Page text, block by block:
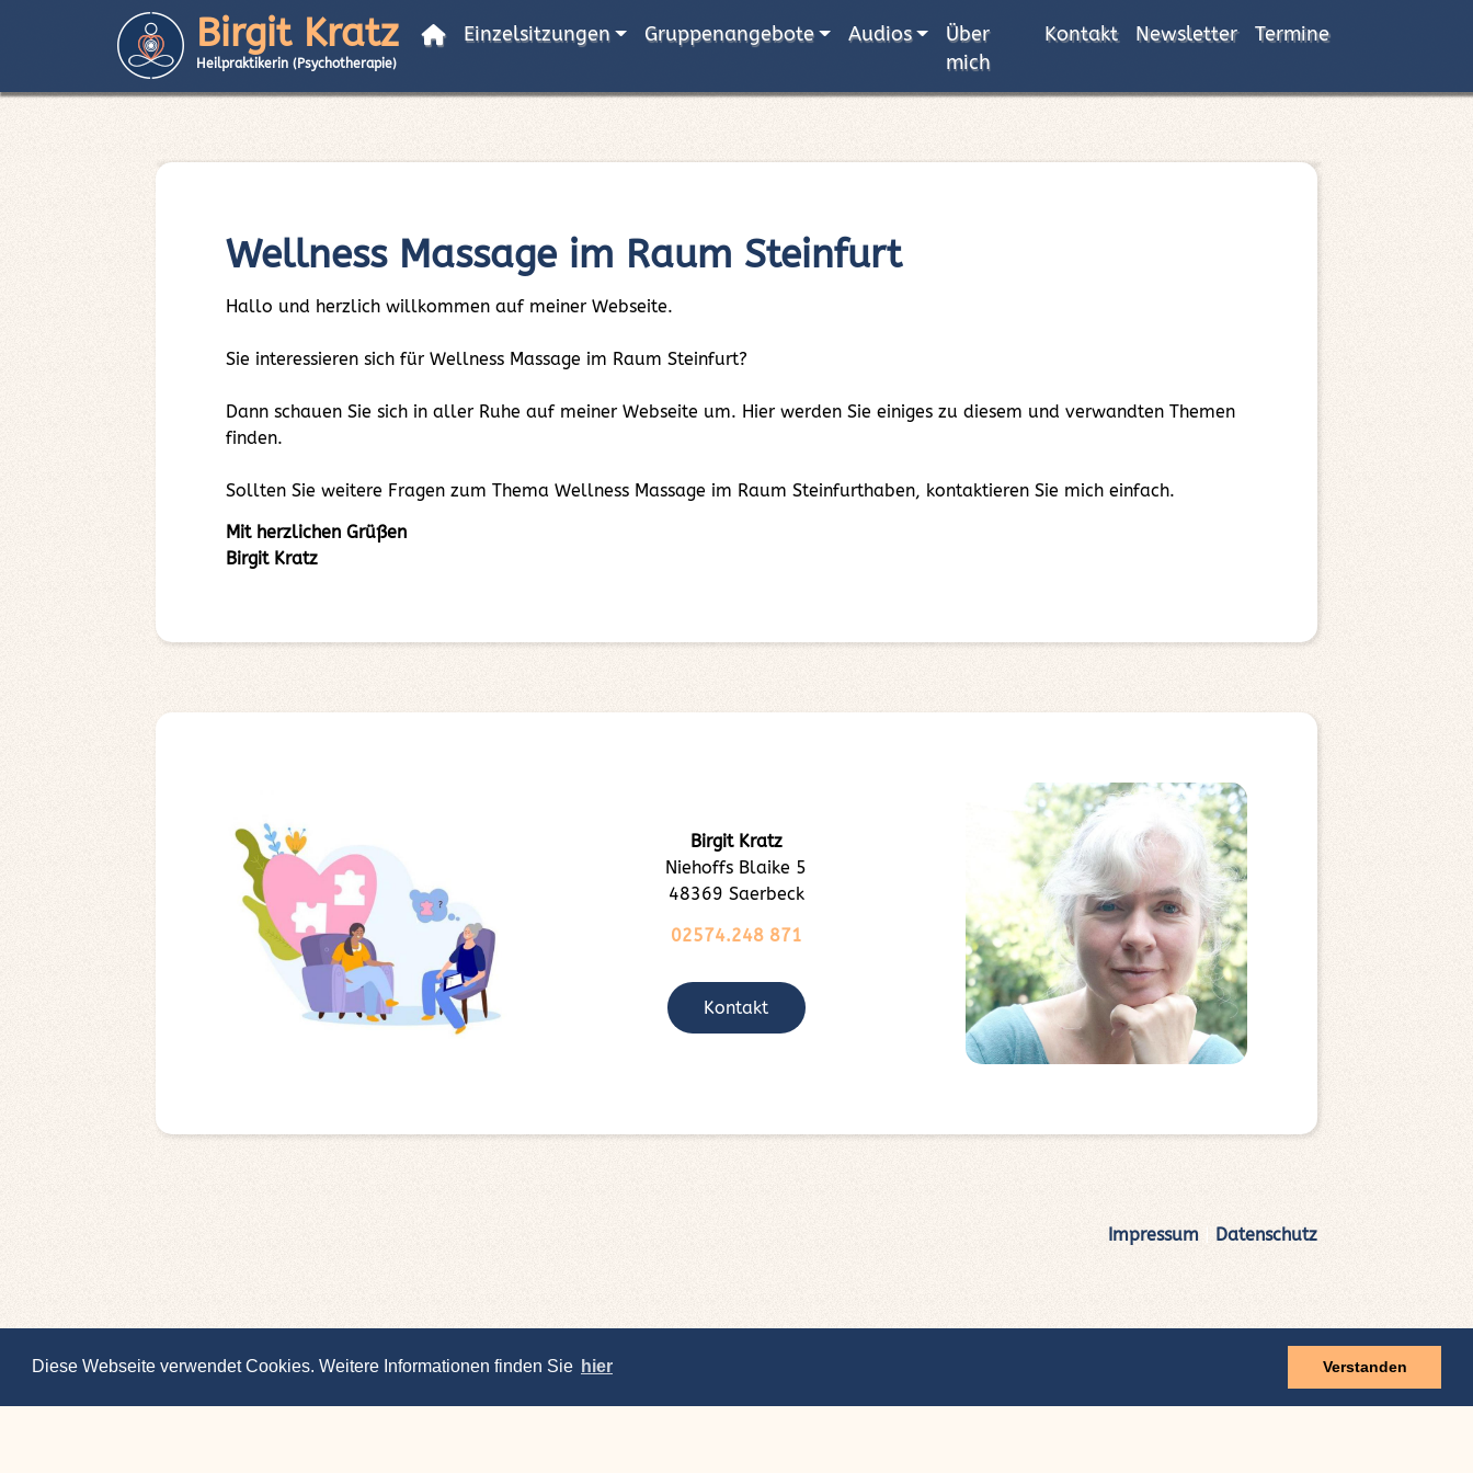
Diese Webseite verwendet Cookies. Weitere Informationen finden Sie hier Verstanden
Birgit Kratz
Heilpraktikerin (Psychotherapie)
Einzelsitzungen Gruppenangebote Audios
Über
mich
Kontakt Newsletter Termine
Wellness Massage im Raum Steinfurt
Hallo und herzlich willkommen auf meiner Webseite.
Sie interessieren sich für Wellness Massage im Raum Steinfurt?
Dann schauen Sie sich in aller Ruhe auf meiner Webseite um. Hier werden Sie einiges zu diesem und verwandten Themen
finden.
Sollten Sie weitere Fragen zum Thema Wellness Massage im Raum Steinfurthaben, kontaktieren Sie mich einfach.
Mit herzlichen Grüßen
Birgit Kratz
Birgit Kratz
Niehoffs Blaike 5
48369 Saerbeck
02574.248 871
Kontakt
Impressum Datenschutz